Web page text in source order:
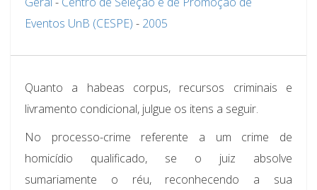
Eventos UnB (CESPE) - 2005
Quanto a habeas corpus, recursos criminais e
livramento condicional, julgue os itens a seguir.
No processo-crime referente a um crime de
homicídio qualificado, se o juiz absolve
sumariamente o réu, reconhecendo a sua